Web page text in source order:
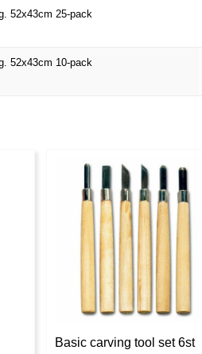
52x43cm 25-pack
52x43cm 10-pack
Basic carving tool set 6st